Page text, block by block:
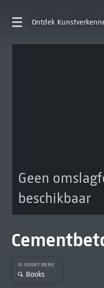
Ontdek
Geen
beschikbaar
IS SOORT WERK
Books